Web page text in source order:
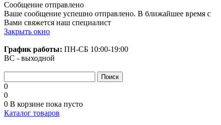
Сообщение отправлено
Ваше сообщение успешно отправлено. В ближайшее время с
Вами свяжется наш специалист
Закрыть окно
График работы: ПН-СБ 10:00-19:00
ВС - выходной
0
0
0 В корзине пока пусто
Каталог товаров